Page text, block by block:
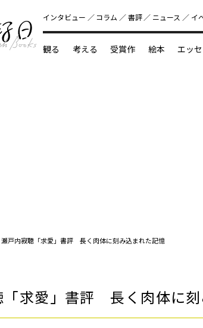
好書好日
インタビュー コラム 書評 ニュース イ
観る 考える 受賞作 絵本 エッ
瀬戸内寂聴「求愛」書評 長く肉体に刻み込まれた記憶
「求愛」書評 長く肉体に